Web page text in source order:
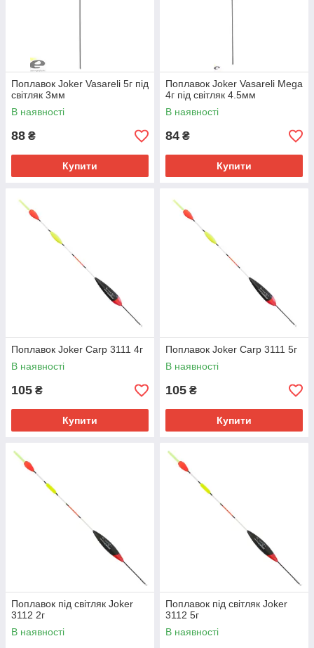
Поплавок Joker Vasareli 5г під
світляк 3мм
В наявності
88 ₴
Купити
Поплавок Joker Vasareli Mega
4г під світляк 4.5мм
В наявності
84 ₴
Купити
Поплавок Joker Carp 3111 4г
В наявності
105 ₴
Купити
Поплавок Joker Carp 3111 5г
В наявності
105 ₴
Купити
Поплавок під світляк Joker
3112 2г
В наявності
Поплавок під світляк Joker
3112 5г
В наявності